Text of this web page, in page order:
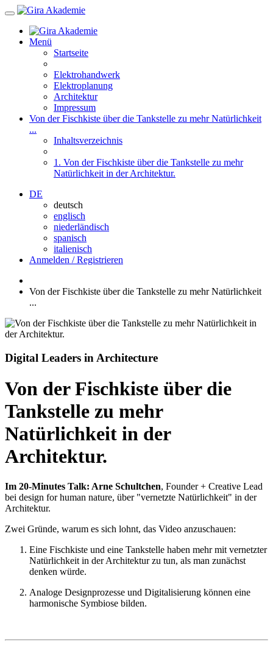
Menü
Startseite
Elektrohandwerk
Elektroplanung
Architektur
Impressum
Von der Fischkiste über die Tankstelle zu mehr Natürlichkeit
...
Inhaltsverzeichnis
1. Von der Fischkiste über die Tankstelle zu mehr
Natürlichkeit in der Architektur.
DE
deutsch
englisch
niederländisch
spanisch
italienisch
Anmelden / Registrieren
Von der Fischkiste über die Tankstelle zu mehr Natürlichkeit
...
Digital Leaders in Architecture
Von der Fischkiste über die
Tankstelle zu mehr
Natürlichkeit in der
Architektur.
Im 20-Minutes Talk: Arne Schultchen, Founder + Creative Lead
bei design for human nature, über "vernetzte Natürlichkeit" in der
Architektur.
Zwei Gründe, warum es sich lohnt, das Video anzuschauen:
Eine Fischkiste und eine Tankstelle haben mehr mit vernetzter
Natürlichkeit in der Architektur zu tun, als man zunächst
denken würde.
Analoge Designprozesse und Digitalisierung können eine
harmonische Symbiose bilden.